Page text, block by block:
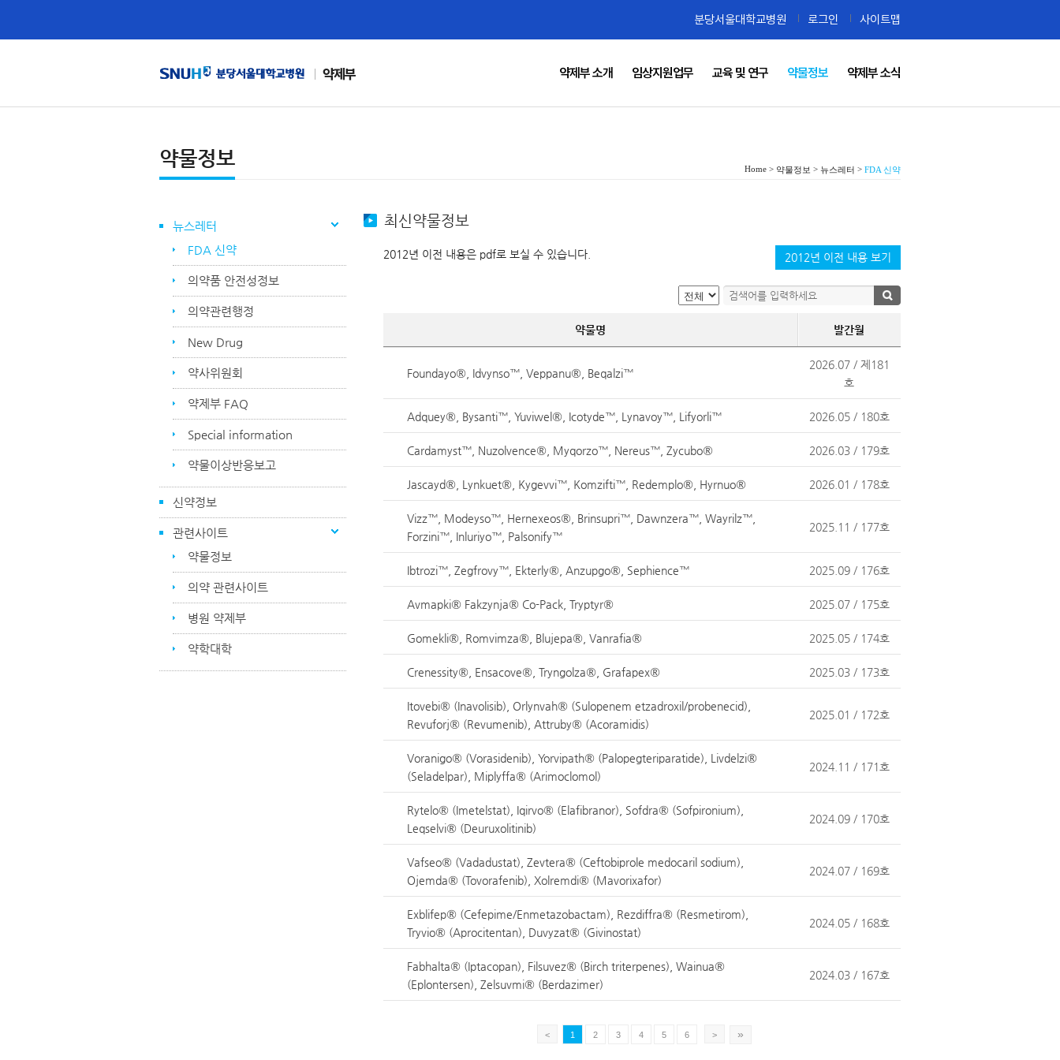
약제부
분당서울대학교병원 로그인 사이트맵
약제부 소개 임상지원업무 교육 및 연구 약물정보 약제부 소식
약물정보 Home > 약물정보 > 뉴스레터 > FDA 신약
뉴스레터
FDA 신약
의약품 안전성정보
의약관련행정
New Drug
약사위원회
약제부 FAQ
Special information
약물이상반응보고
신약정보
관련사이트
약물정보
의약 관련사이트
병원 약제부
약학대학
최신약물정보
2012년 이전 내용은 pdf로 보실 수 있습니다. 2012년 이전 내용 보기
약물명 발간월
Foundayo®, Idvynso™, Veppanu®, Beqalzi™
2026.07 / 제181
호
Adquey®, Bysanti™, Yuviwel®, Icotyde™, Lynavoy™, Lifyorli™ 2026.05 / 180호
Cardamyst™, Nuzolvence®, Myqorzo™, Nereus™, Zycubo® 2026.03 / 179호
Jascayd®, Lynkuet®, Kygevvi™, Komzifti™, Redemplo®, Hyrnuo® 2026.01 / 178호
Vizz™, Modeyso™, Hernexeos®, Brinsupri™, Dawnzera™, Wayrilz™,
Forzini™, Inluriyo™, Palsonify™
2025.11 / 177호
Ibtrozi™, Zegfrovy™, Ekterly®, Anzupgo®, Sephience™ 2025.09 / 176호
Avmapki® Fakzynja® Co-Pack, Tryptyr® 2025.07 / 175호
Gomekli®, Romvimza®, Blujepa®, Vanrafia® 2025.05 / 174호
Crenessity®, Ensacove®, Tryngolza®, Grafapex® 2025.03 / 173호
Itovebi® (Inavolisib), Orlynvah® (Sulopenem etzadroxil/probenecid),
Revuforj® (Revumenib), Attruby® (Acoramidis)
2025.01 / 172호
Voranigo® (Vorasidenib), Yorvipath® (Palopegteriparatide), Livdelzi®
(Seladelpar), Miplyffa® (Arimoclomol)
2024.11 / 171호
Rytelo® (Imetelstat), Iqirvo® (Elafibranor), Sofdra® (Sofpironium),
Leqselvi® (Deuruxolitinib)
2024.09 / 170호
Vafseo® (Vadadustat), Zevtera® (Ceftobiprole medocaril sodium),
Ojemda® (Tovorafenib), Xolremdi® (Mavorixafor)
2024.07 / 169호
Exblifep® (Cefepime/Enmetazobactam), Rezdiffra® (Resmetirom),
Tryvio® (Aprocitentan), Duvyzat® (Givinostat)
2024.05 / 168호
Fabhalta® (Iptacopan), Filsuvez® (Birch triterpenes), Wainua®
(Eplontersen), Zelsuvmi® (Berdazimer)
2024.03 / 167호
< 1 2 3 4 5 6 > »